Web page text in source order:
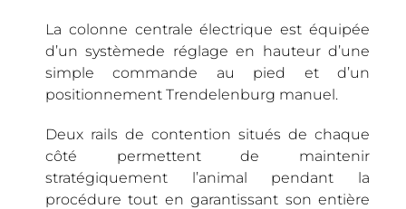
La colonne centrale électrique est équipée
d’un systèmede réglage en hauteur d’une
simple commande au pied et d’un
positionnement Trendelenburg manuel.
Deux rails de contention situés de chaque
côté permettent de maintenir
stratégiquement l’animal pendant la
procédure tout en garantissant son entière